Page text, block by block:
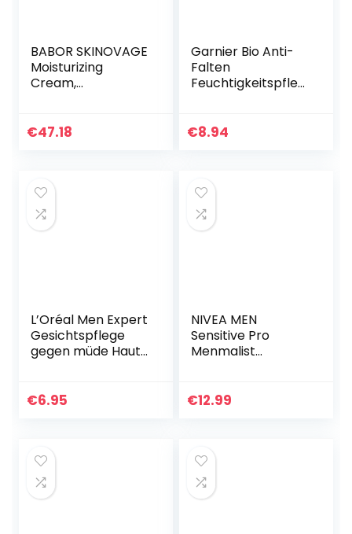
BABOR SKINOVAGE
Moisturizing
Cream,
Intensive
€47.18
Garnier Bio Anti-
Falten
Feuchtigkeitspfleg
Bio-Lavendel,
€8.94
L’Oréal Men Expert
Gesichtspflege
gegen müde Haut
Feuchtigkeitscrem
€6.95
NIVEA MEN
Sensitive Pro
Menmalist
beruhigende
€12.99